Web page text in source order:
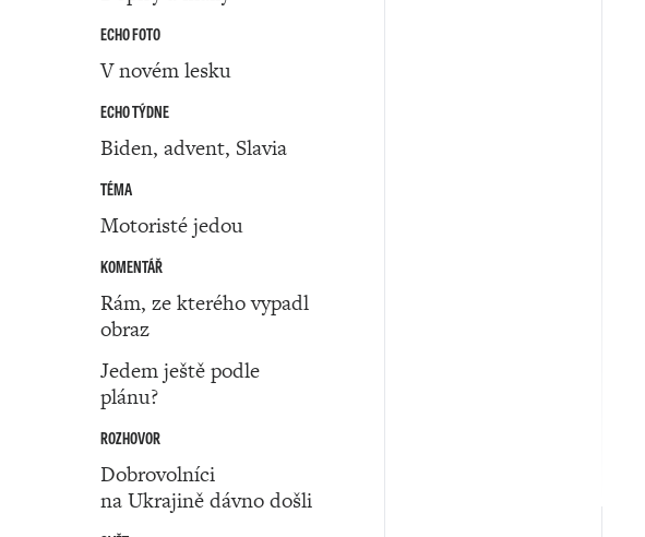
ECHO FOTO
V novém lesku
ECHO TÝDNE
Biden, advent, Slavia
TÉMA
Motoristé jedou
KOMENTÁŘ
Rám, ze kterého vypadl
obraz
Jedem ještě podle
plánu?
ROZHOVOR
Dobrovolníci
na Ukrajině dávno došli